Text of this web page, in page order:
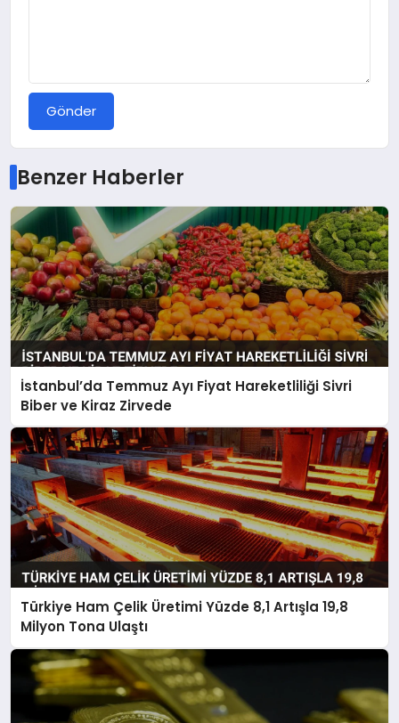
Gönder
Benzer Haberler
İstanbul’da Temmuz Ayı Fiyat Hareketliliği Sivri
Biber ve Kiraz Zirvede
Türkiye Ham Çelik Üretimi Yüzde 8,1 Artışla 19,8
Milyon Tona Ulaştı